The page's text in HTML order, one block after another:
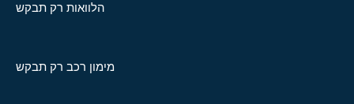
הלוואות רק תבקש
מימון רכב רק תבקש